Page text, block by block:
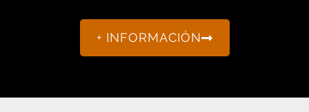
+ INFORMACIÓN